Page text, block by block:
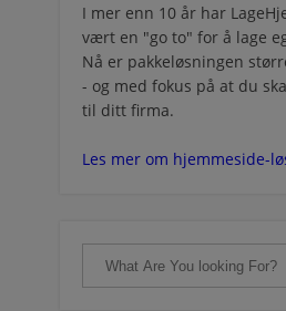
I mer enn 10 år har
vært en "go to" for å lage
Nå er pakkeløsningen
- og med fokus på at du
til ditt firma.
Les mer om hjemmeside-